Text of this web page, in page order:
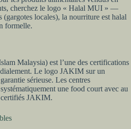
cherchez le logo « Halal MUI » —
(gargotes locales), la nourriture est halal
formelle.
Malaysia) est l’une des certifications
Le logo JAKIM sur un
sérieuse. Les centres
une food court avec au
certifiés JAKIM.